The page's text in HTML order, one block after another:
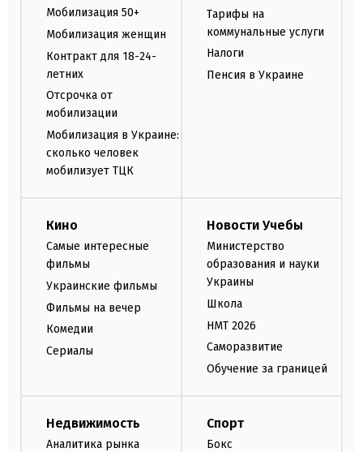
Мобилизация 50+
Мобилизация женщин
Контракт для 18-24-
летних
Отсрочка от
мобилизации
Мобилизация в Украине:
сколько человек
мобилизует ТЦК
Тарифы на
коммунальные услуги
Налоги
Пенсия в Украине
Кино
Самые интересные
фильмы
Украинские фильмы
Фильмы на вечер
Комедии
Сериалы
Новости Учебы
Министерство
образования и науки
Украины
Школа
НМТ 2026
Саморазвитие
Обучение за границей
Недвижимость
Аналитика рынка
Спорт
Бокс